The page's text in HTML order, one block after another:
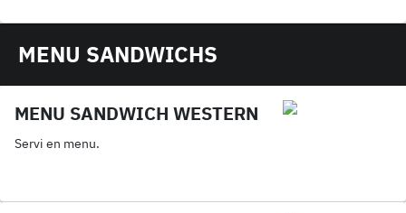
MENU SANDWICHS
MENU SANDWICH WESTERN
Servi en menu.